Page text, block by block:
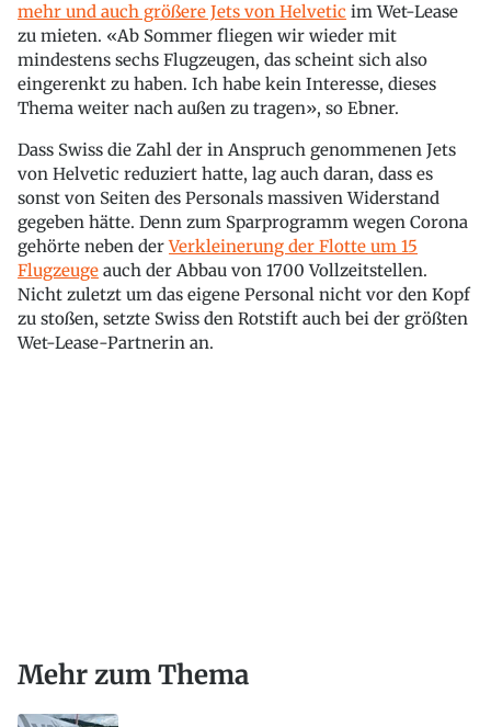
mehr und auch größere Jets von Helvetic im Wet-Lease
zu mieten. «Ab Sommer fliegen wir wieder mit
mindestens sechs Flugzeugen, das scheint sich also
eingerenkt zu haben. Ich habe kein Interesse, dieses
Thema weiter nach außen zu tragen», so Ebner.
Dass Swiss die Zahl der in Anspruch genommenen Jets
von Helvetic reduziert hatte, lag auch daran, dass es
sonst von Seiten des Personals massiven Widerstand
gegeben hätte. Denn zum Sparprogramm wegen Corona
gehörte neben derVerkleinerung der Flotte um 15
Flugzeuge auch der Abbau von 1700 Vollzeitstellen.
Nicht zuletzt um das eigene Personal nicht vor den Kopf
zu stoßen, setzte Swiss den Rotstift auch bei der größten
Wet-Lease-Partnerin an.
Mehr zum Thema